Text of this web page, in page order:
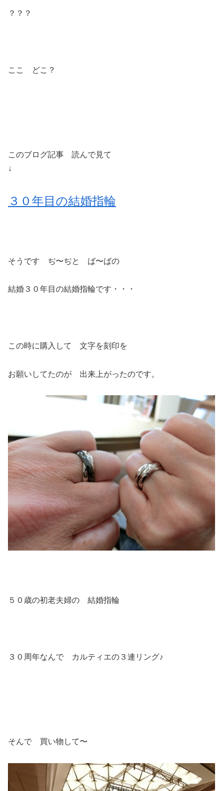
？？？
ここ どこ？
このブログ記事 読んで見て
↓
３０年目の結婚指輪
そうです ぢ〜ぢと ば〜ばの
結婚３０年目の結婚指輪です・・・
この時に購入して 文字を刻印を
お願いしてたのが 出来上がったのです。
５０歳の初老夫婦の 結婚指輪
３０周年なんで カルティエの３連リング♪
そんで 買い物して〜